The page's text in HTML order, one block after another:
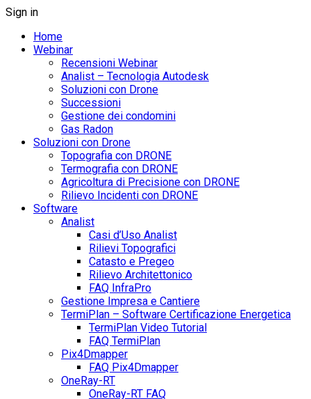
Sign in
Home
Webinar
Recensioni Webinar
Analist – Tecnologia Autodesk
Soluzioni con Drone
Successioni
Gestione dei condomini
Gas Radon
Soluzioni con Drone
Topografia con DRONE
Termografia con DRONE
Agricoltura di Precisione con DRONE
Rilievo Incidenti con DRONE
Software
Analist
Casi d’Uso Analist
Rilievi Topografici
Catasto e Pregeo
Rilievo Architettonico
FAQ InfraPro
Gestione Impresa e Cantiere
TermiPlan – Software Certificazione Energetica
TermiPlan Video Tutorial
FAQ TermiPlan
Pix4Dmapper
FAQ Pix4Dmapper
OneRay-RT
OneRay-RT FAQ